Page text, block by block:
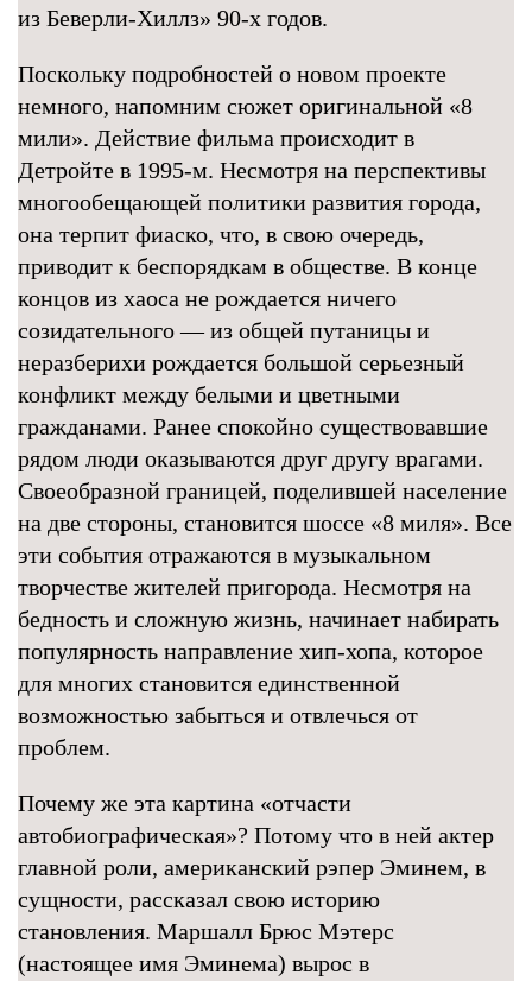
из Беверли-Хиллз» 90-х годов.
Поскольку подробностей о новом проекте
немного, напомним сюжет оригинальной «8
мили». Действие фильма происходит в
Детройте в 1995-м. Несмотря на перспективы
многообещающей политики развития города,
она терпит фиаско, что, в свою очередь,
приводит к беспорядкам в обществе. В конце
концов из хаоса не рождается ничего
созидательного — из общей путаницы и
неразберихи рождается большой серьезный
конфликт между белыми и цветными
гражданами. Ранее спокойно существовавшие
рядом люди оказываются друг другу врагами.
Своеобразной границей, поделившей население
на две стороны, становится шоссе «8 миля». Все
эти события отражаются в музыкальном
творчестве жителей пригорода. Несмотря на
бедность и сложную жизнь, начинает набирать
популярность направление хип-хопа, которое
для многих становится единственной
возможностью забыться и отвлечься от
проблем.
Почему же эта картина «отчасти
автобиографическая»? Потому что в ней актер
главной роли, американский рэпер Эминем, в
сущности, рассказал свою историю
становления. Маршалл Брюс Мэтерс
(настоящее имя Эминема) вырос в